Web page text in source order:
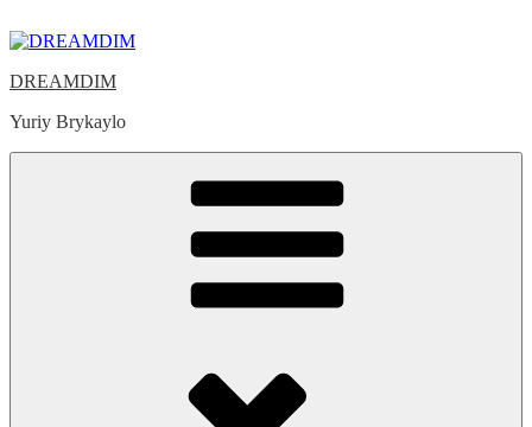
to
DREAMDIM
Yuriy Brykaylo